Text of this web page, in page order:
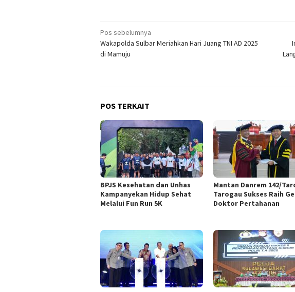
Navigasi
pos
Pos sebelumnya
Wakapolda Sulbar Meriahkan Hari Juang TNI AD 2025
di Mamuju
POS TERKAIT
BPJS Kesehatan dan Unhas
Kampanyekan Hidup Sehat
Melalui Fun Run 5K
Mantan Danrem 142/
Tarogau Sukses Raih
Doktor Pertahanan